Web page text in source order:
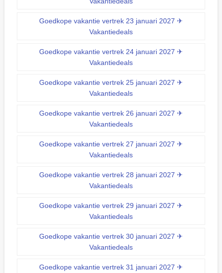
Goedkope vakantie vertrek 23 januari 2027 ✈
Vakantiedeals
Goedkope vakantie vertrek 24 januari 2027 ✈
Vakantiedeals
Goedkope vakantie vertrek 25 januari 2027 ✈
Vakantiedeals
Goedkope vakantie vertrek 26 januari 2027 ✈
Vakantiedeals
Goedkope vakantie vertrek 27 januari 2027 ✈
Vakantiedeals
Goedkope vakantie vertrek 28 januari 2027 ✈
Vakantiedeals
Goedkope vakantie vertrek 29 januari 2027 ✈
Vakantiedeals
Goedkope vakantie vertrek 30 januari 2027 ✈
Vakantiedeals
Goedkope vakantie vertrek 31 januari 2027 ✈